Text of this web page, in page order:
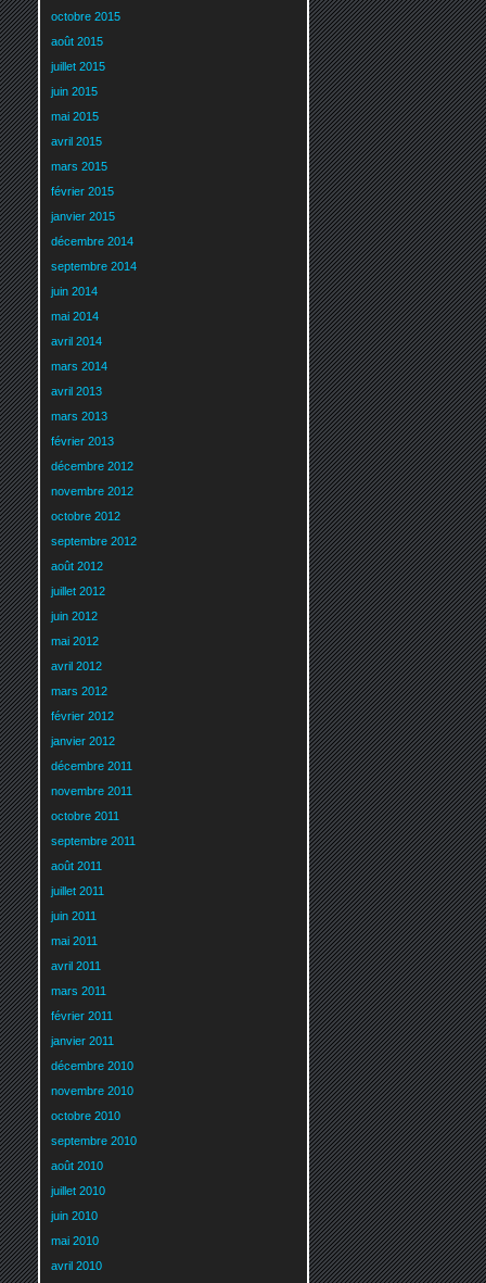
octobre 2015
août 2015
juillet 2015
juin 2015
mai 2015
avril 2015
mars 2015
février 2015
janvier 2015
décembre 2014
septembre 2014
juin 2014
mai 2014
avril 2014
mars 2014
avril 2013
mars 2013
février 2013
décembre 2012
novembre 2012
octobre 2012
septembre 2012
août 2012
juillet 2012
juin 2012
mai 2012
avril 2012
mars 2012
février 2012
janvier 2012
décembre 2011
novembre 2011
octobre 2011
septembre 2011
août 2011
juillet 2011
juin 2011
mai 2011
avril 2011
mars 2011
février 2011
janvier 2011
décembre 2010
novembre 2010
octobre 2010
septembre 2010
août 2010
juillet 2010
juin 2010
mai 2010
avril 2010